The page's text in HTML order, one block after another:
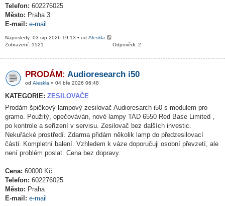
Telefon: 602276025
Město: Praha 3
E-mail: e-mail
Naposledy: 03 srp 2026 19:13 • od Aleskla
Odpovědi: 2
Zobrazení: 1521
PRODÁM: Audioresearch i50
od Aleskla » 04 bře 2026 06:48
KATEGORIE: ZESILOVAČE
Prodám špičkový lampový zesilovač Audioresarch i50 s modulem pro
gramo. Použitý, opečováván, nové lampy TAD 6550 Red Base Limited ,
po kontrole a seřízení v servisu. Zesilovač bez dalších investic.
Nekuřácké prostředí. Zdarma přidám několik lamp do předzesilovací
části. Kompletní balení. Vzhledem k váze doporučuji osobní převzetí, ale
není problém poslat. Cena bez dopravy.
Cena: 60000 Kč
Telefon: 602276025
Město: Praha
E-mail: e-mail